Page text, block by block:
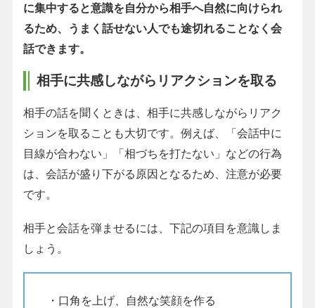
に集中すると意識を自分から相手へ自然に向けられ
るため、うまく話せない人でも途切れることなく会
話できます。
相手に共感しながらリアクションを取る
相手の話を聞くときは、相手に共感しながらリアク
ションを取ることも大切です。例えば、「会話中に
目線が合わない」「相づちを打たない」などの行為
は、会話が盛り下がる原因となるため、注意が必要
です。
相手と会話を弾ませるには、下記の項目を意識しま
しょう。
・口角を上げ、自然な笑顔を作る